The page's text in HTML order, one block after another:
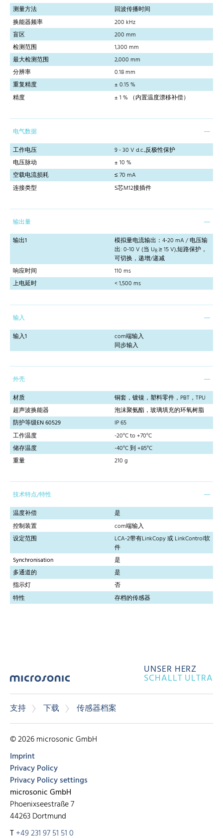
测量方法
回波传播时间
换能器频率
200 kHz
盲区
200 mm
检测范围
1,300 mm
最大检测范围
2,000 mm
分辨率
0.18 mm
重复精度
± 0.15 %
精度
± 1 % （内置温度漂移补偿）
电气数据
工作电压
9 - 30 V d.c.,反极性保护
电压脉动
± 10 %
空载电流损耗
≤ 70 mA
连接类型
5芯M12接插件
输出量
输出1
模拟量电流输出：4-20 mA / 电压输
出: 0-10 V (当 UB ≥ 15 V),短路保护，
可切换，递增/递减
响应时间
110 ms
上电延时
< 1,500 ms
输入
输入1
com端输入
同步输入
外壳
材质
铜套，镀镍，塑料零件，PBT，TPU
超声波换能器
泡沫聚氨酯，玻璃填充的环氧树脂
防护等级EN 60529
IP 65
工作温度
-20°C to +70°C
储存温度
-40°C 到 +85°C
重量
210 g
技术特点/特性
温度补偿
是
控制装置
com端输入
设定范围
LCA-2带有LinkCopy 或 LinkControl软
件
Synchronisation
是
多通道的
是
指示灯
否
特性
存档的传感器
UNSER HERZ
SCHALLT ULTRA
支持 下载 传感器档案
© 2026 microsonic GmbH
Imprint
Privacy Policy
Privacy Policy settings
microsonic GmbH
Phoenixseestraße 7
44263 Dortmund
T+49 231 97 51 51 0